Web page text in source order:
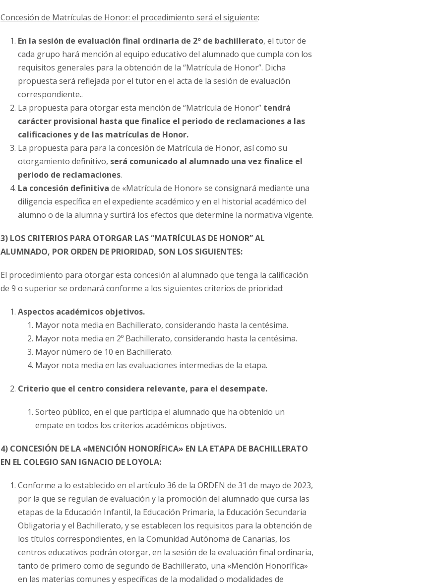
Concesión de Matrículas de Honor: el procedimiento será el siguiente:
En la sesión de evaluación final ordinaria de 2º de bachillerato, el tutor de
cada grupo hará mención al equipo educativo del alumnado que cumpla con los
requisitos generales para la obtención de la “Matrícula de Honor”. Dicha
propuesta será reflejada por el tutor en el acta de la sesión de evaluación
correspondiente..
La propuesta para otorgar esta mención de “Matrícula de Honor” tendrá
carácter provisional hasta que finalice el periodo de reclamaciones a las
calificaciones y de las matrículas de Honor.
La propuesta para para la concesión de Matrícula de Honor, así como su
otorgamiento definitivo, será comunicado al alumnado una vez finalice el
periodo de reclamaciones.
La concesión definitiva de «Matrícula de Honor» se consignará mediante una
diligencia específica en el expediente académico y en el historial académico del
alumno o de la alumna y surtirá los efectos que determine la normativa vigente.
3) LOS CRITERIOS PARA OTORGAR LAS “MATRÍCULAS DE HONOR” AL
ALUMNADO, POR ORDEN DE PRIORIDAD, SON LOS SIGUIENTES:
El procedimiento para otorgar esta concesión al alumnado que tenga la calificación
de 9 o superior se ordenará conforme a los siguientes criterios de prioridad:
Aspectos académicos objetivos.
Mayor nota media en Bachillerato, considerando hasta la centésima.
Mayor nota media en 2º Bachillerato, considerando hasta la centésima.
Mayor número de 10 en Bachillerato.
Mayor nota media en las evaluaciones intermedias de la etapa.
Criterio que el centro considera relevante, para el desempate.
Sorteo público, en el que participa el alumnado que ha obtenido un
empate en todos los criterios académicos objetivos.
4) CONCESIÓN DE LA «MENCIÓN HONORÍFICA» EN LA ETAPA DE BACHILLERATO
EN EL COLEGIO SAN IGNACIO DE LOYOLA:
Conforme a lo establecido en el artículo 36 de la ORDEN de 31 de mayo de 2023,
por la que se regulan de evaluación y la promoción del alumnado que cursa las
etapas de la Educación Infantil, la Educación Primaria, la Educación Secundaria
Obligatoria y el Bachillerato, y se establecen los requisitos para la obtención de
los títulos correspondientes, en la Comunidad Autónoma de Canarias, los
centros educativos podrán otorgar, en la sesión de la evaluación final ordinaria,
tanto de primero como de segundo de Bachillerato, una «Mención Honorífica»
en las materias comunes y específicas de la modalidad o modalidades de